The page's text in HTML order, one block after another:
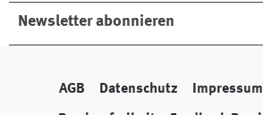
Newsletter abonnieren
AGB Datenschutz Impressum